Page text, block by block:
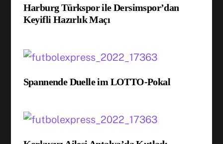
Harburg Türkspor ile Dersimspor’dan
Keyifli Hazırlık Maçı
Spannende Duelle im LOTTO-Pokal